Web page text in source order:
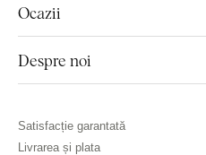
Ocazii
Despre noi
Satisfacție garantată
Livrarea și plata